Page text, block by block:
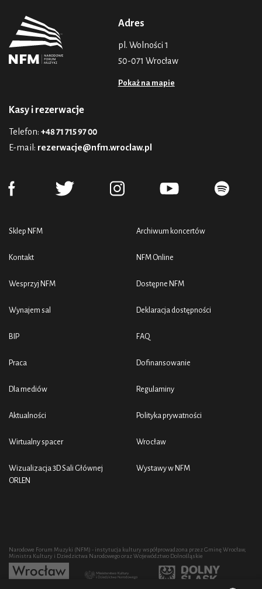
Adres
pl. Wolności 1
50-071 Wrocław
Pokaż na mapie
Kasy i rezerwacje
Telefon: +48 71 715 97 00
E-mail: rezerwacje@nfm.wroclaw.pl
Sklep NFM
Kontakt
Wesprzyj NFM
Wynajem sal
BIP
Praca
Dla mediów
Aktualności
Wirtualny spacer
Wizualizacja 3D Sali Głównej
ORLEN
Archiwum koncertów
NFM Online
Dostępne NFM
Deklaracja dostępności
FAQ
Dofinansowanie
Regulaminy
Polityka prywatności
Wrocław
Wystawy w NFM
Narodowe Forum Muzyki (NFM) - instytucja kultury współprowadzona przez Gminę Wrocław,
Ministra Kultury i Dziedzictwa Narodowego oraz Województwo Dolnośląskie